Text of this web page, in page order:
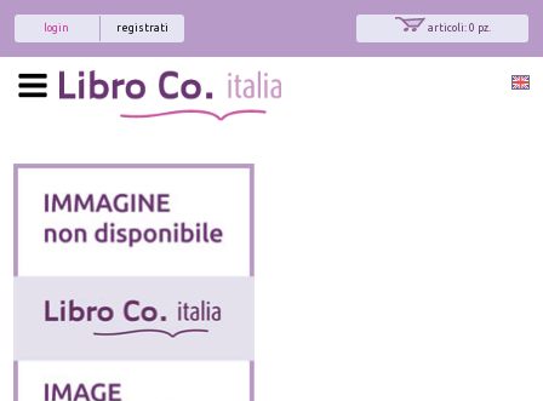
articoli: 0 pz.
registrati
login